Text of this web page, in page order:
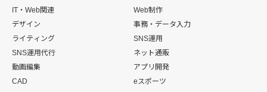
IT・Web関連
Web制作
デザイン
事務・データ入力
ライティング
SNS運用
SNS運用代行
ネット通販
動画編集
アプリ開発
CAD
eスポーツ